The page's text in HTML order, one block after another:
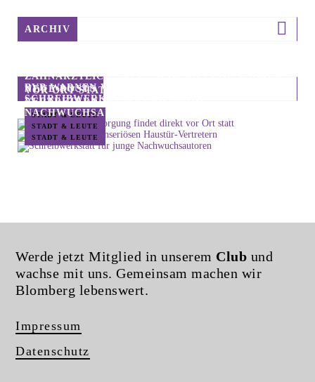
ARCHIV
NEUE POSTS
ZAHNÄRZTLICHE VERSORGUNG FINDET DIREKT
VOR ORT STATT
STADT & LEUTE
BVB WARNEN VOR UNSERIÖSEN HAUSTÜR-
VERTRETERN
STADT & LEUTE
SCHREIBWERKSTATT FÜR JUNGE
NACHWUCHSAUTOREN
STADT & LEUTE
Werde jetzt Mitglied in unserem Club und
wachse mit uns. Gemeinsam machen wir
Blomberg lebenswert.
Impressum
Datenschutz